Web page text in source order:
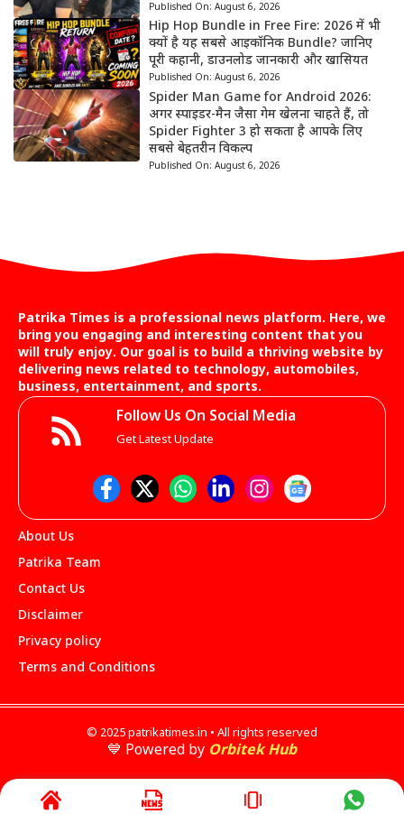
Published On: August 6, 2026
Hip Hop Bundle in Free Fire: 2026 में भी
क्यों है यह सबसे आइकॉनिक Bundle? जानिए
पूरी कहानी, डाउनलोड जानकारी और खासियत
Published On: August 6, 2026
Spider Man Game for Android 2026:
अगर स्पाइडर-मैन जैसा गेम खेलना चाहते हैं, तो
Spider Fighter 3 हो सकता है आपके लिए
सबसे बेहतरीन विकल्प
Published On: August 6, 2026
Patrika Times is a professional news platform. Here, we
bring you engaging and interesting content that you
will truly enjoy. Our goal is to build a thriving website by
delivering news related to technology, automobiles,
business, entertainment, and sports.
Follow Us On Social Media
Get Latest Update
About Us
Patrika Team
Contact Us
Disclaimer
Privacy policy
Terms and Conditions
© 2025 patrikatimes.in • All rights reserved
💙 Powered by Orbitek Hub